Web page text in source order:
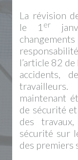
La révision
le 1 er
l’article 82
accidents,
maintenant
de sécurité
des
sécurité sur
des premiers